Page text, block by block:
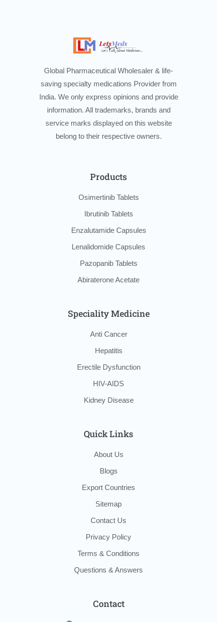
Global Pharmaceutical Wholesaler & life-
saving specialty medications Provider from
India. We only express opinions and provide
information. All trademarks, brands and
service marks displayed on this website
belong to their respective owners.
Products
Osimertinib Tablets
Ibrutinib Tablets
Enzalutamide Capsules
Lenalidomide Capsules
Pazopanib Tablets
Abiraterone Acetate
Speciality Medicine
Anti Cancer
Hepatitis
Erectile Dysfunction
HIV-AIDS
Kidney Disease
Quick Links
About Us
Blogs
Export Countries
Sitemap
Contact Us
Privacy Policy
Terms & Conditions
Questions & Answers
Contact